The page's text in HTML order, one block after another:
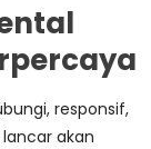
responsif,
akan